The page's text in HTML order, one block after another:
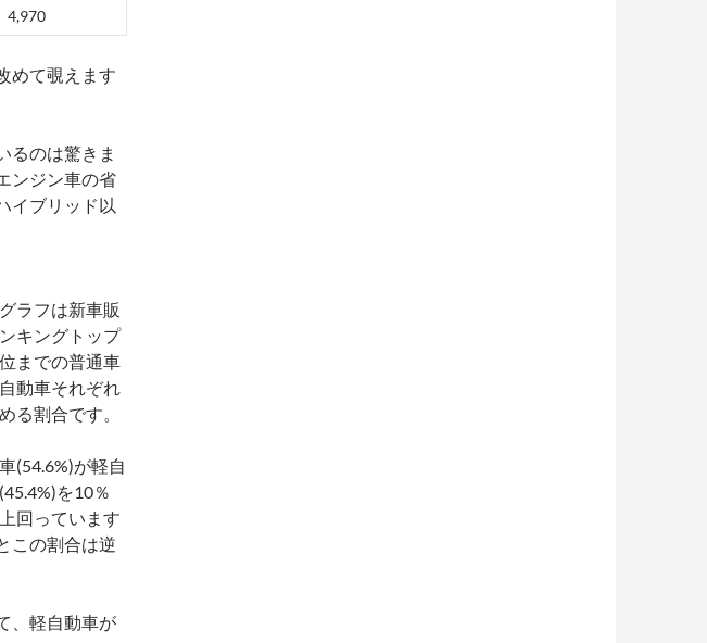
4,970
めて覗えます
るのは驚きま
ンジン車の省
イブリッド以
ラフは新車販
キングトップ
までの普通車
動車それぞれ
る割合です。
(54.6%)が軽自
を10％
回っています
この割合は逆
、軽自動車が